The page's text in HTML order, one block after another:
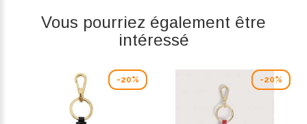
Vous pourriez également être
intéressé
-20% -20%